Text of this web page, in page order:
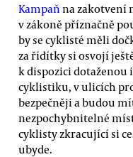
Kampaň na zakotvení
v zákoně příznačně
by se cyklisté měli
za řídítky si osvojí
k dispozici
cyklistiku, v ulicích
bezpečněji a budou
nezpochybnitelné
cyklisty zkracující si
ubyde.